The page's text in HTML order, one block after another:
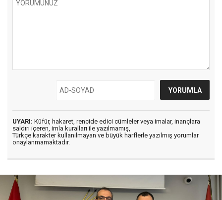
UYARI: Küfür, hakaret, rencide edici cümleler veya imalar, inançlara
saldırı içeren, imla kuralları ile yazılmamış,
Türkçe karakter kullanılmayan ve büyük harflerle yazılmış yorumlar
onaylanmamaktadır.